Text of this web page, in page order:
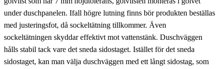
under duschpanelen. Ifall högre lutning finns bör produkten beställas
med justeringsfot, då sockeltätning tillkommer. Även
sockeltätningen skyddar effektivt mot vattenstänk. Duschväggen
hålls stabil tack vare det sneda sidostaget. Istället för det sneda
sidostaget, kan man välja duschväggen med ett långt sidostag, som